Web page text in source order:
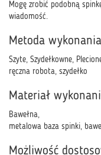
Mogę zrobić podobną
wiadomość.
Metoda wykonania
Szyte, Szydełkowne,
ręczna robota, szydełko
Materiał
Bawełna,
metalowa baza spinki,
Możliwość